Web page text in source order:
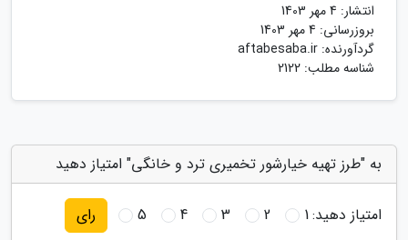
انتشار: 4 مهر 1403
بروزرسانی: 4 مهر 1403
گردآورنده: aftabesaba.ir
شناسه مطلب: 2122
به "طرز تهیه خیارشور تخمیری ترد و خانگی" امتیاز دهید
امتیاز دهید:1
2
3
4
5 رای